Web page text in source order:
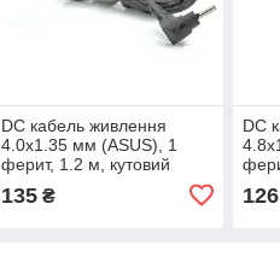
DC кабель живлення
4.0x1.35 мм (ASUS), 1
ферит, 1.2 м, кутовий
135₴
DC
126